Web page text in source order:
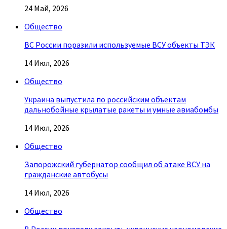
24 Май, 2026
Общество
ВС России поразили используемые ВСУ объекты ТЭК
14 Июл, 2026
Общество
Украина выпустила по российским объектам
дальнобойные крылатые ракеты и умные авиабомбы
14 Июл, 2026
Общество
Запорожский губернатор сообщил об атаке ВСУ на
гражданские автобусы
14 Июл, 2026
Общество